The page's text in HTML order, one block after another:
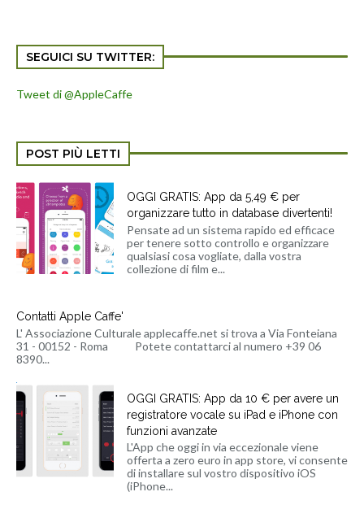
SEGUICI SU TWITTER:
Tweet di @AppleCaffe
POST PIÙ LETTI
OGGI GRATIS: App da 5,49 € per
organizzare tutto in database divertenti!
Pensate ad un sistema rapido ed efficace
per tenere sotto controllo e organizzare
qualsiasi cosa vogliate, dalla vostra
collezione di film e...
Contatti Apple Caffe'
L' Associazione Culturale applecaffe.net si trova a Via Fonteiana
31 - 00152 - Roma Potete contattarci al numero +39 06
8390...
OGGI GRATIS: App da 10 € per avere un
registratore vocale su iPad e iPhone con
funzioni avanzate
L'App che oggi in via eccezionale viene
offerta a zero euro in app store, vi consente
di installare sul vostro dispositivo iOS
(iPhone...